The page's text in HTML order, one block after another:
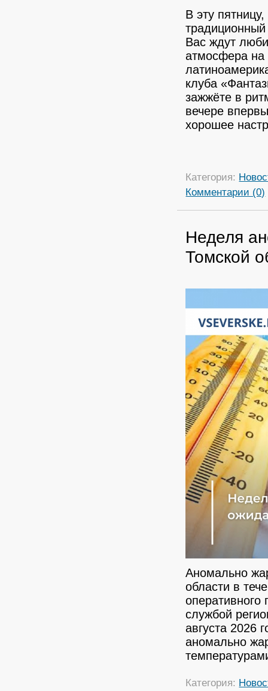
В эту
Вас ждут
атмосфера на
клуба
зажжёте в
вечере
хорошее
Категория:
Комментарии (0)
Неделя
Томской
Аномально
области в
оперативного
службой
августа 2026
аномально
Категория: